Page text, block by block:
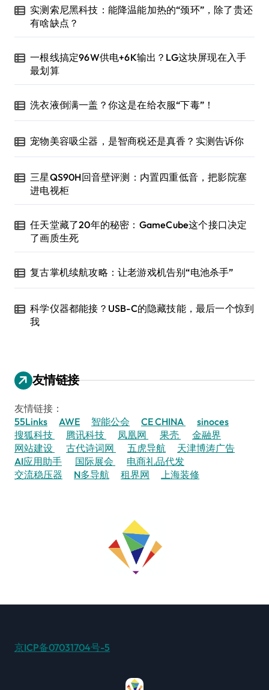
实测索尼黑科技：能降温能加热的“颈环”，除了贵还
有啥缺点？
一根线搞定96W供电+6K输出？LG这块屏现在入手
最划算
洗衣液倒满一盖？你这是在给衣服“下毒”！
宠物美容吸尘器，是智商税还是真香？实测告诉你
三星QS90H回音壁评测：内置四重低音，把影院塞
进电视柜
任天堂藏了20年的秘密：GameCube这个接口决定
了画质生死
复古掌机续航攻略：让老游戏机告别“电池杀手”
科学仪器都能接？USB-C的隐藏技能，最后一个惊到
我
友情链接
友情链接：
55Links
AWE 智能公会 CE CHINA
sinoces
搜狐科技
腾讯科技 凤凰网 果壳
金融界
网站建设
古代诗词网 五虎导航
天津博涛广告
AI应用助手
国际展会
电商礼品代发
交流稳压器
N多导航 租界网 上海装修
京ICP备07031704号-5